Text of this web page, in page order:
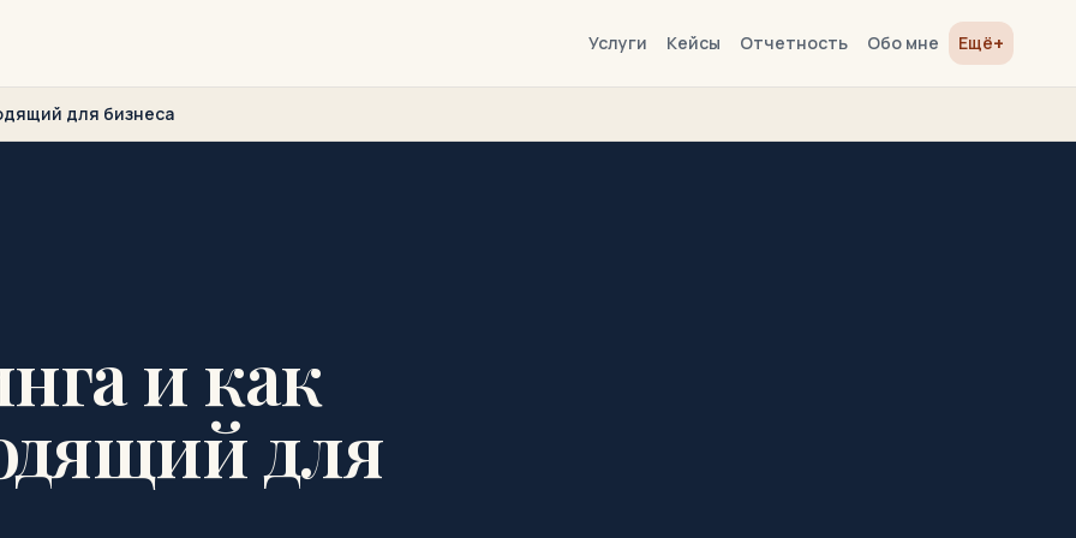
Услуги Кейсы Отчетность Обо мне Ещё+
для бизнеса
и как
для